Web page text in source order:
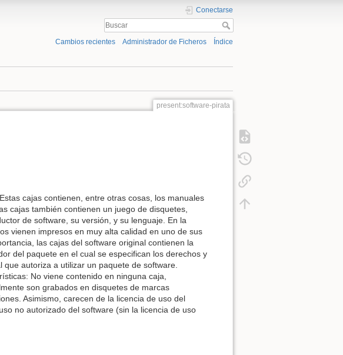
Conectarse
Cambios recientes Administrador de Ficheros Índice
present:software-pirata
cajas contienen, entre otras cosas, los manuales
cajas también contienen un juego de disquetes,
de software, su versión, y su lenguaje. En la
vienen impresos en muy alta calidad en uno de sus
las cajas del software original contienen la
del paquete en el cual se especifican los derechos y
autoriza a utilizar un paquete de software.
No viene contenido en ninguna caja,
son grabados en disquetes de marcas
Asimismo, carecen de la licencia de uso del
no autorizado del software (sin la licencia de uso